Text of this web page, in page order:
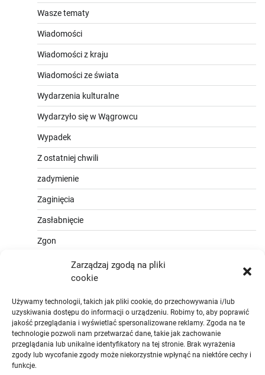
Zarządzaj zgodą na pliki
cookie
Używamy technologii, takich jak pliki cookie, do przechowywania i/lub
uzyskiwania dostępu do informacji o urządzeniu. Robimy to, aby poprawić
jakość przeglądania i wyświetlać spersonalizowane reklamy. Zgoda na te
technologie pozwoli nam przetwarzać dane, takie jak zachowanie
przeglądania lub unikalne identyfikatory na tej stronie. Brak wyrażenia
zgody lub wycofanie zgody może niekorzystnie wpłynąć na niektóre cechy i
funkcje.
Wasze tematy
Wiadomości
Wiadomości z kraju
Wiadomości ze świata
Wydarzenia kulturalne
Wydarzyło się w Wągrowcu
Wypadek
Z ostatniej chwili
zadymienie
Zaginięcia
Zasłabnięcie
Zgon